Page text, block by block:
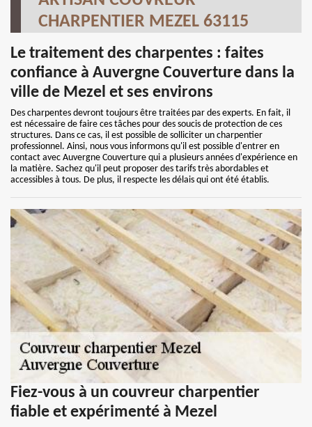
CHARPENTIER MEZEL 63115
Le traitement des charpentes : faites
confiance à Auvergne Couverture dans la
ville de Mezel et ses environs
Des charpentes devront toujours être traitées par des experts. En fait, il
est nécessaire de faire ces tâches pour des soucis de protection de ces
structures. Dans ce cas, il est possible de solliciter un charpentier
professionnel. Ainsi, nous vous informons qu'il est possible d'entrer en
contact avec Auvergne Couverture qui a plusieurs années d'expérience en
la matière. Sachez qu'il peut proposer des tarifs très abordables et
accessibles à tous. De plus, il respecte les délais qui ont été établis.
Fiez-vous à un couvreur charpentier
fiable et expérimenté à Mezel